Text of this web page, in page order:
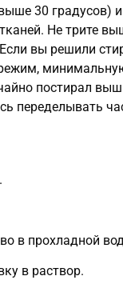
30 градусов)
Не трите
вы решили
постирал
переделывать
в прохладной
в раствор.